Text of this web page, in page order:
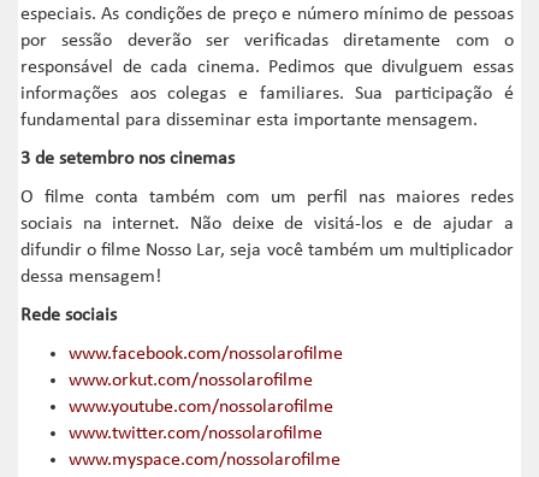
especiais. As condições de preço e número mínimo de pessoas
por sessão deverão ser verificadas diretamente com o
responsável de cada cinema. Pedimos que divulguem essas
informações aos colegas e familiares. Sua participação é
fundamental para disseminar esta importante mensagem.
3 de setembro nos cinemas
O filme conta também com um perfil nas maiores redes
sociais na internet. Não deixe de visitá-los e de ajudar a
difundir o filme Nosso Lar, seja você também um multiplicador
dessa mensagem!
Rede sociais
www.facebook.com/nossolarofilme
www.orkut.com/nossolarofilme
www.youtube.com/nossolarofilme
www.twitter.com/nossolarofilme
www.myspace.com/nossolarofilme